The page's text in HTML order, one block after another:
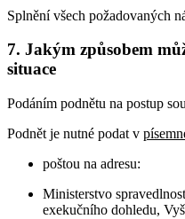
Splnění všech požadovaných
7. Jakým způsobem
situace
Podáním podnětu na postup
Podnět je nutné podat v
poštou na adresu:
Ministerstvo
exekučního dohledu,